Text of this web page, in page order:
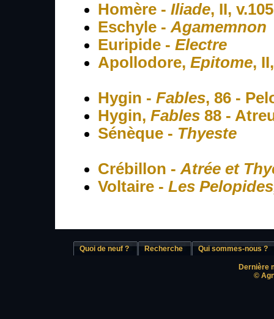
Homère - Iliade, II,
Eschyle - Agamemnon
Euripide - Electre
Apollodore, Epitome,
Hygin - Fables, 86 -
Hygin, Fables 88 -
Sénèque - Thyeste
Crébillon - Atrée et
Voltaire - Les
Quoi de neuf ? Recherche Qui sommes-nous ?
Dernière
©